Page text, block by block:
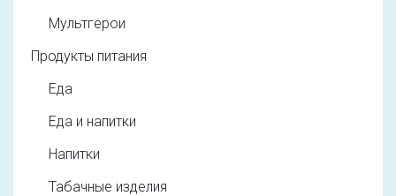
Мультгерои
Продукты питания
Еда
Еда и напитки
Напитки
Табачные изделия